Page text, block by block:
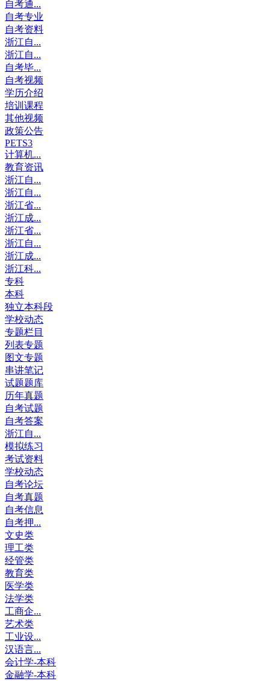
自考通...
自考专业
自考资料
浙江自...
浙江自...
自考毕...
自考视频
学历介绍
培训课程
其他视频
政策公告
PETS3
计算机...
教育资讯
浙江自...
浙江自...
浙江省...
浙江成...
浙江省...
浙江自...
浙江成...
浙江科...
专科
本科
独立本科段
学校动态
专题栏目
列表专题
图文专题
串讲笔记
试题题库
历年真题
自考试题
自考答案
浙江自...
模拟练习
考试资料
学校动态
自考论坛
自考真题
自考信息
自考押...
文史类
理工类
经管类
教育类
医学类
法学类
工商企...
艺术类
工业设...
汉语言...
会计学-本科
金融学-本科